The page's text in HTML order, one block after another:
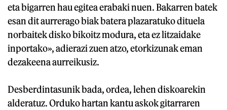
eta bigarren hau egitea erabaki nuen. Bakarren batek
esan dit aurrerago biak batera plazaratuko dituela
norbaitek disko bikoitz modura, eta ez litzaidake
inportako», adierazi zuen atzo, etorkizunak eman
dezakeena aurreikusiz.
Desberdintasunik bada, ordea, lehen diskoarekin
alderatuz. Orduko hartan kantu askok gitarraren